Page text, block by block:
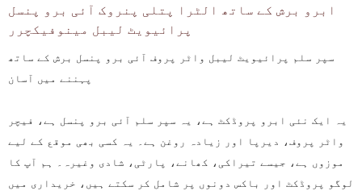
ابرو برش کے ساتھ الٹرا پتلی پنروک آئی برو پنسل
پرائیویٹ لیبل مینوفیکچرر
سپر سلم پرائیویٹ لیبل واٹر پروف آئی برو پنسل برش کے ساتھ
پہننے میں آسان
یہ ایک نئی ابرو پروڈکٹ ہے، یہ سپر سلم آئی برو پنسل ہے، فیچر
واٹر پروف، دیرپا اور زیادہ روغن ہے۔ یہ کسی بھی موقع کے لیے
موزوں ہے، جیسے تیراکی، کھانے، پارٹی، شادی وغیرہ۔ ہم آپ کا
لوگو پروڈکٹ اور باکس دونوں پر شامل کر سکتے ہیں، خریداری میں